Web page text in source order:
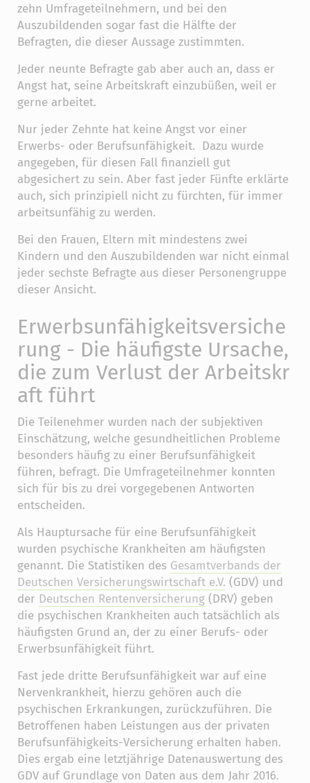
zehn Umfrageteilnehmern, und bei den
Auszubildenden sogar fast die Hälfte der
Befragten, die dieser Aussage zustimmten.
Jeder neunte Befragte gab aber auch an, dass er
Angst hat, seine Arbeitskraft einzubüßen, weil er
gerne arbeitet.
Nur jeder Zehnte hat keine Angst vor einer
Erwerbs- oder Berufsunfähigkeit. Dazu wurde
angegeben, für diesen Fall finanziell gut
abgesichert zu sein. Aber fast jeder Fünfte erklärte
auch, sich prinzipiell nicht zu fürchten, für immer
arbeitsunfähig zu werden.
Bei den Frauen, Eltern mit mindestens zwei
Kindern und den Auszubildenden war nicht einmal
jeder sechste Befragte aus dieser Personengruppe
dieser Ansicht.
Erwerbsunfähigkeitsversiche
rung - Die häufigste Ursache,
die zum Verlust der Arbeitskr
aft führt
Die Teilenehmer wurden nach der subjektiven
Einschätzung, welche gesundheitlichen Probleme
besonders häufig zu einer Berufsunfähigkeit
führen, befragt. Die Umfrageteilnehmer konnten
sich für bis zu drei vorgegebenen Antworten
entscheiden.
Als Hauptursache für eine Berufsunfähigkeit
wurden psychische Krankheiten am häufigsten
genannt. Die Statistiken des Gesamtverbands der
Deutschen Versicherungswirtschaft e.V. (GDV) und
der Deutschen Rentenversicherung (DRV) geben
die psychischen Krankheiten auch tatsächlich als
häufigsten Grund an, der zu einer Berufs- oder
Erwerbsunfähigkeit führt.
Fast jede dritte Berufsunfähigkeit war auf eine
Nervenkrankheit, hierzu gehören auch die
psychischen Erkrankungen, zurückzuführen. Die
Betroffenen haben Leistungen aus der privaten
Berufsunfähigkeits-Versicherung erhalten haben.
Dies ergab eine letztjährige Datenauswertung des
GDV auf Grundlage von Daten aus dem Jahr 2016.